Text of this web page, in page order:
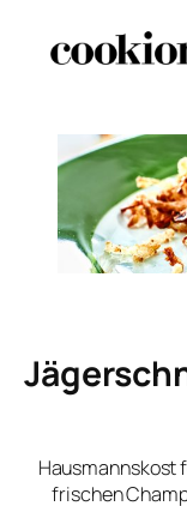
Hausmannskost
frischen